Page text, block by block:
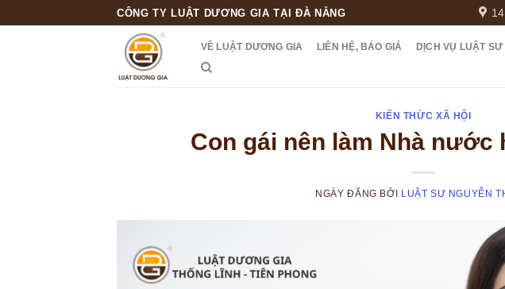
CÔNG TY LUẬT DƯƠNG GIA TẠI ĐÀ NẴNG
VỀ LUẬT DƯƠNG GIA LIÊN HỆ, BÁO GIÁ DỊCH VỤ LUẬT SƯ
KIẾN THỨC XÃ HỘI
Con gái nên làm Nhà nước
NGÀY ĐĂNG BỞI LUẬT SƯ NGUYỄN